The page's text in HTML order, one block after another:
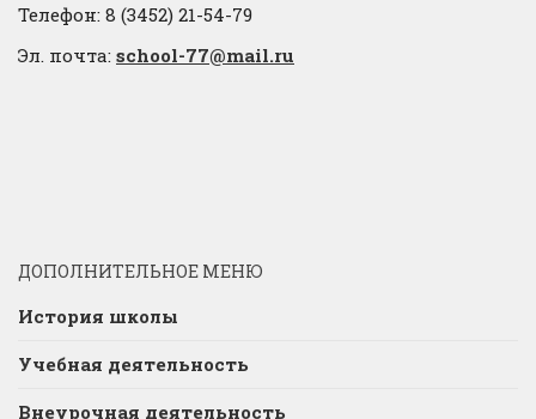
Телефон: 8 (3452) 21-54-79
Эл. почта: school-77@mail.ru
ДОПОЛНИТЕЛЬНОЕ МЕНЮ
История школы
Учебная деятельность
Внеурочная деятельность